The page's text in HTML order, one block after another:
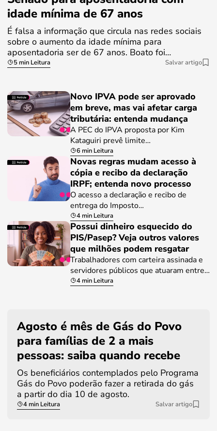
idade mínima de 67 anos
É falsa a informação que circula nas redes sociais
sobre o aumento da idade mínima para
aposentadoria ser de 67 anos. Boato foi…
5 min Leitura Salvar artigo
Novo IPVA pode ser aprovado
em breve, mas vai afetar carga
tributária: entenda mudança
A PEC do IPVA proposta por Kim
Kataguiri prevê limite…
6 min Leitura
Novas regras mudam acesso à
cópia e recibo da declaração
IRPF; entenda novo processo
O acesso a declaração e recibo de
entrega do Imposto…
4 min Leitura
Possui dinheiro esquecido do
PIS/Pasep? Veja outros valores
que milhões podem resgatar
Trabalhadores com carteira assinada e
servidores públicos que atuaram entre…
4 min Leitura
Agosto é mês de Gás do Povo
para famílias de 2 a mais
pessoas: saiba quando recebe
Os beneficiários contemplados pelo Programa
Gás do Povo poderão fazer a retirada do gás
a partir do dia 10 de agosto.
4 min Leitura Salvar artigo